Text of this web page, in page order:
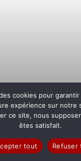
d’un
d’un exclu,
imaginaire. Une
cookies pour
expérience sur notre
ce site, nous
êtes satisfait.
tout Refuser